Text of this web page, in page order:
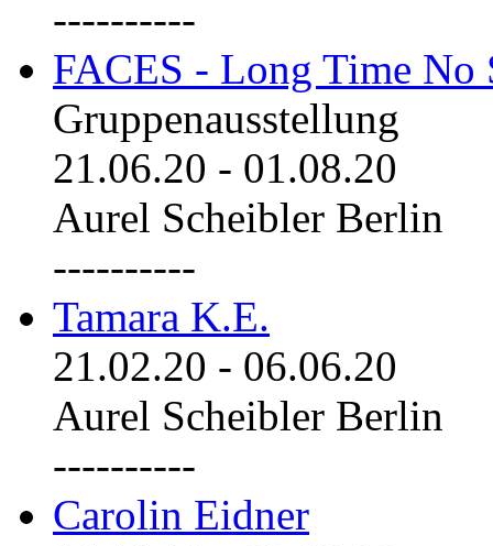
----------
FACES - Long Time No
Gruppenausstellung
21.06.20 - 01.08.20
Aurel Scheibler Berlin
----------
Tamara K.E.
21.02.20 - 06.06.20
Aurel Scheibler Berlin
----------
Carolin Eidner